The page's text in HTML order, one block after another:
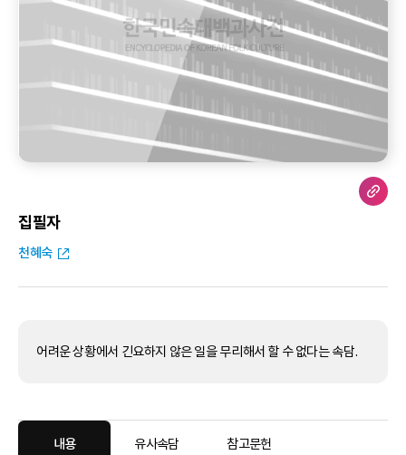
집필자
천혜숙
어려운 상황에서 긴요하지 않은 일을 무리해서 할 수 없다는 속담.
내용 유사속담 참고문헌